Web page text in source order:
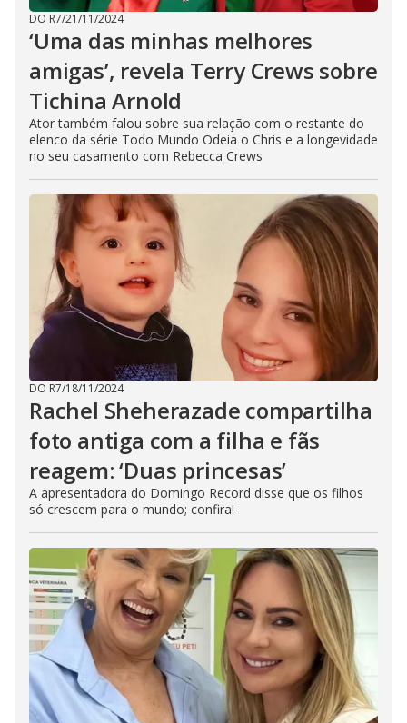
DO R7/21/11/2024
‘Uma das minhas melhores
amigas’, revela Terry Crews sobre
Tichina Arnold
Ator também falou sobre sua relação com o restante do
elenco da série Todo Mundo Odeia o Chris e a longevidade
no seu casamento com Rebecca Crews
DO R7/18/11/2024
Rachel Sheherazade compartilha
foto antiga com a filha e fãs
reagem: ‘Duas princesas’
A apresentadora do Domingo Record disse que os filhos
só crescem para o mundo; confira!